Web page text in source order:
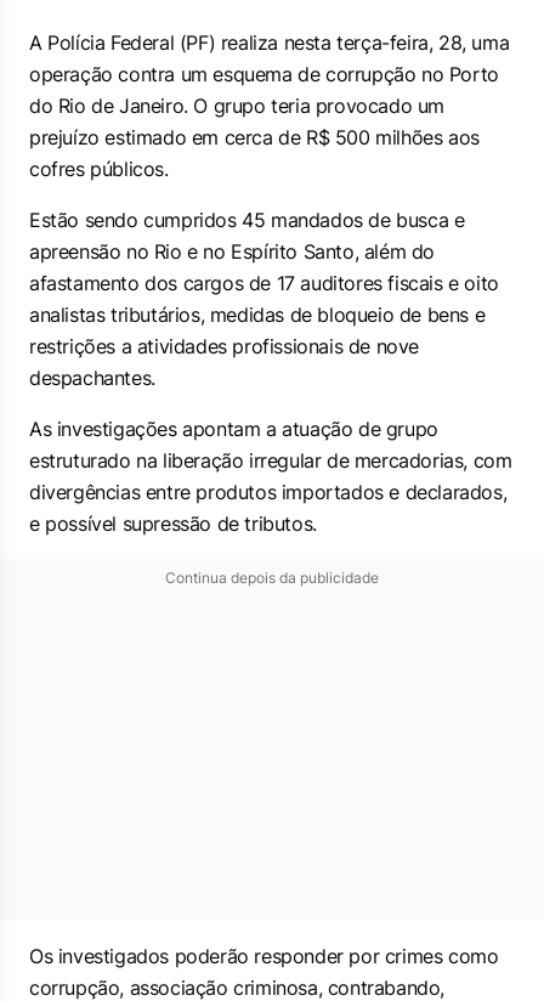
A Polícia Federal (PF) realiza nesta terça-feira, 28, uma
operação contra um esquema de corrupção no Porto
do Rio de Janeiro. O grupo teria provocado um
prejuízo estimado em cerca de R$ 500 milhões aos
cofres públicos.
Estão sendo cumpridos 45 mandados de busca e
apreensão no Rio e no Espírito Santo, além do
afastamento dos cargos de 17 auditores fiscais e oito
analistas tributários, medidas de bloqueio de bens e
restrições a atividades profissionais de nove
despachantes.
As investigações apontam a atuação de grupo
estruturado na liberação irregular de mercadorias, com
divergências entre produtos importados e declarados,
e possível supressão de tributos.
Continua depois da publicidade
Os investigados poderão responder por crimes como
corrupção, associação criminosa, contrabando,